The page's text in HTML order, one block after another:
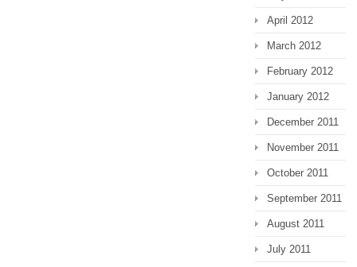
April 2012
March 2012
February 2012
January 2012
December 2011
November 2011
October 2011
September 2011
August 2011
July 2011